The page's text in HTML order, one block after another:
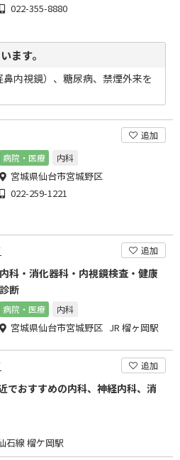
022-355-8880
ます。
内視鏡）、糖尿病、禁煙外来を
追加
病院・医療
内科
宮城県仙台市宮城野区
022-259-1221
追加
内科・消化器科・内視鏡検査・健康
診断
病院・医療 内科
宮城県仙台市宮城野区 JR 榴ヶ岡駅
追加
でおすすめの内科、神経内科、消
石線 榴ケ岡駅